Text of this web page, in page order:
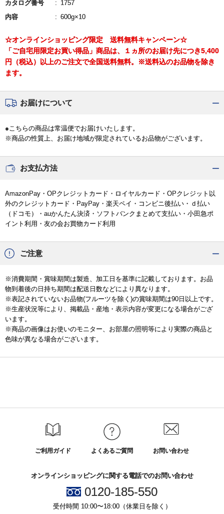
カタログ番号
1757
内容
600g×10
☆オンラインショッピング限定 送料無料キャンペーン☆
「ご自宅用限定お買い得品」商品は、１ヵ所のお届け先につき5,400
円（税込）以上のご注文で全国送料無料。※送料込のお品物を除き
ます。
お届けについて
●こちらの商品は常温便でお届けいたします。
※商品の性質上、お届け地域が限定されているお品物がございます。
お支払方法
AmazonPay・OPクレジットカード・ロイヤルカード・OPクレジット以
外のクレジットカード・PayPay・楽天ペイ・コンビニ後払い・ｄ払い
（ドコモ）・auかんたん決済・ソフトバンクまとめて支払い・小田急ポ
イント利用・友の会お買物カード利用
ご注意
※消費期間・賞味期間は製造、加工日を基準に記載しております。お品
物到着後の日持ち期間は配送日数などにより異なります。
※表記されていないお品物(フルーツを除く)の賞味期間は90日以上です。
※生産状況等により、掲載品・産地・表示内容が変更になる場合がござ
います。
※商品の画像はお使いのモニター、お部屋の照明等により実際の商品と
色味が異なる場合がございます。
ご利用ガイド よくあるご質問 お問い合わせ
オンラインショッピングに関する電話でのお問い合わせ
0120-185-550
受付時間 10:00〜18:00（休業日を除く）